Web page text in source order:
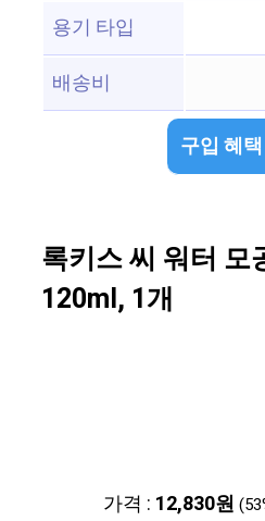
용기 타입
배송비
구입 혜
록키스 씨 워터 모
120ml, 1개
가격 : 12,830원